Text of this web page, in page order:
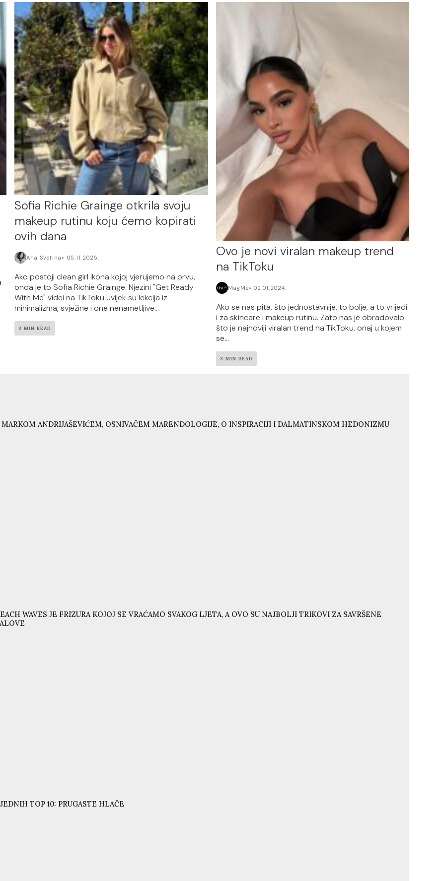
Sofia Richie Grainge otkrila svoju
makeup rutinu koju ćemo kopirati
ovih dana
Ana Svetina 05.11.2025.
Ako postoji clean girl ikona kojoj vjerujemo na prvu,
onda je to Sofia Richie Grainge. Njezini "Get Ready
With Me" videi na TikToku uvijek su lekcija iz
minimalizma, svježine i one nenametljive...
3 MIN READ
Ovo je novi viralan makeup trend
na TikToku
MagMe 02.01.2024.
Ako se nas pita, što jednostavnije, to bolje, a to vrijedi
i za skincare i makeup rutinu. Zato nas je obradovalo
što je najnoviji viralan trend na TikToku, onaj u kojem
se...
3 MIN READ
MARKOM ANDRIJAŠEVIĆEM, OSNIVAČEM MARENDOLOGIJE, O INSPIRACIJI I DALMATINSKOM HEDONIZMU
WAVES JE FRIZURA KOJOJ SE VRAĆAMO SVAKOG LJETA, A OVO SU NAJBOLJI TRIKOVI ZA SAVRŠENE
TOP 10: PRUGASTE HLAČE